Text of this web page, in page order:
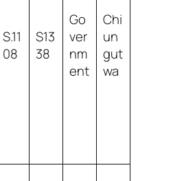
S.11
08
S13
38
Go
ver
nm
ent
Chi
un
gut
wa